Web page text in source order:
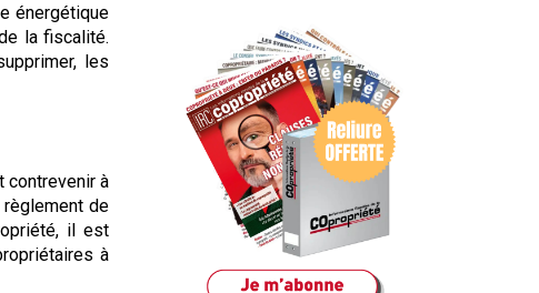
énergétique
la fiscalité.
les
contrevenir à
de
il est
à